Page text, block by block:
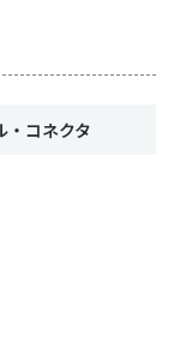
・コネクタ